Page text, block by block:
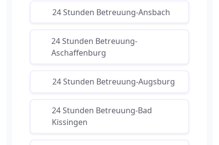
24 Stunden Betreuung-Ansbach
24 Stunden Betreuung-
Aschaffenburg
24 Stunden Betreuung-Augsburg
24 Stunden Betreuung-Bad
Kissingen